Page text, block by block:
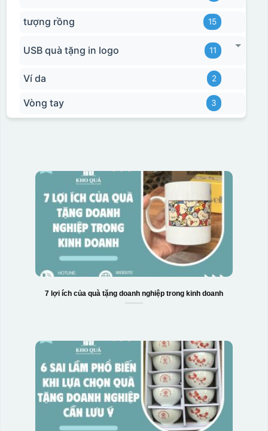
tượng rồng 15
USB quà tặng in logo 11
Ví da 2
Vòng tay 3
7 lợi ích của quà tặng doanh nghiệp trong kinh doanh